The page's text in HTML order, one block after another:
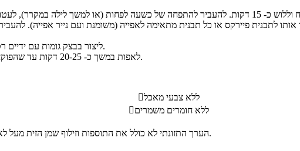
ליצור בבצק גומות עם ידיים רטובות (מאוד). לסדר בפנים זיתים ורוזמרין ולפזר מלח גס.
לאפות במשך כ- 20-25 דקות עד שהפוקצ`ה משחימה בצורה יפה. להוציא ולטפטף מעט שמן זית.
ללא צבעי מאכל
ללא חומרים משמרים
הערך התזונתי לא כולל את התוספות וזילוף שמן הזית מעל לאחר האפייה. התבלינים והתוספות במתכון לפי הטעם האישי.